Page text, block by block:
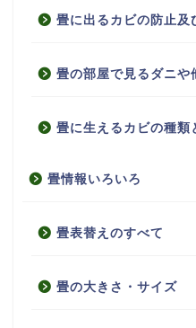
畳に出るカビの防止及
畳の部屋で見るダニや
畳に生えるカビの種類
畳情報いろいろ
畳表替えのすべて
畳の大きさ・サイズ